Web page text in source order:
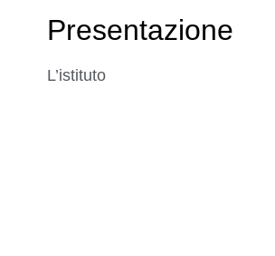
Presentazione
L’istituto